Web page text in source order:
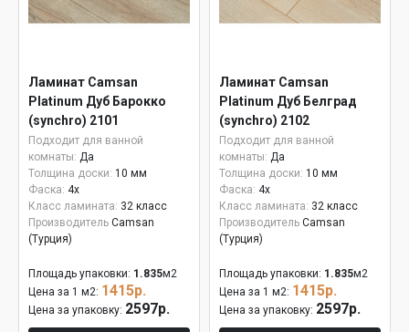
Ламинат Camsan
Platinum Дуб Барокко
(synchro) 2101
Подходит для ванной
комнаты: Да
Толщина доски: 10 мм
Фаска: 4x
Класс ламината: 32 класс
Производитель Camsan
(Турция)
Площадь упаковки: 1.835м2
Цена за 1 м2: 1415р.
Цена за упаковку: 2597р.
Ламинат Camsan
Platinum Дуб Белград
(synchro) 2102
Подходит для ванной
комнаты: Да
Толщина доски: 10 мм
Фаска: 4x
Класс ламината: 32 класс
Производитель Camsan
(Турция)
Площадь упаковки: 1.835м2
Цена за 1 м2: 1415р.
Цена за упаковку: 2597р.